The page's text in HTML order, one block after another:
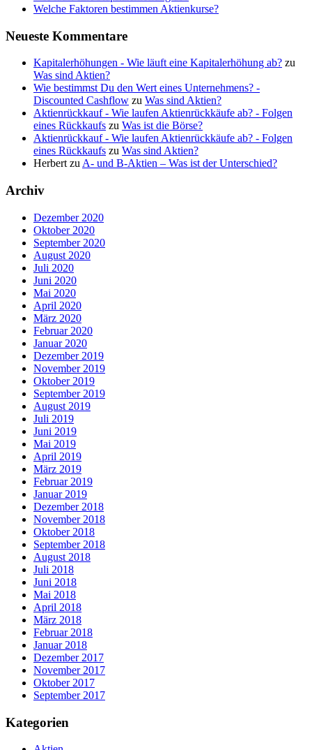
Welche Faktoren bestimmen Aktienkurse?
Neueste Kommentare
Kapitalerhöhungen - Wie läuft eine Kapitalerhöhung ab? zu
Was sind Aktien?
Wie bestimmst Du den Wert eines Unternehmens? -
Discounted Cashflow zu Was sind Aktien?
Aktienrückkauf - Wie laufen Aktienrückkäufe ab? - Folgen
eines Rückkaufs zu Was ist die Börse?
Aktienrückkauf - Wie laufen Aktienrückkäufe ab? - Folgen
eines Rückkaufs zu Was sind Aktien?
HerbertzuA- und B-Aktien – Was ist der Unterschied?
Archiv
Dezember 2020
Oktober 2020
September 2020
August 2020
Juli 2020
Juni 2020
Mai 2020
April 2020
März 2020
Februar 2020
Januar 2020
Dezember 2019
November 2019
Oktober 2019
September 2019
August 2019
Juli 2019
Juni 2019
Mai 2019
April 2019
März 2019
Februar 2019
Januar 2019
Dezember 2018
November 2018
Oktober 2018
September 2018
August 2018
Juli 2018
Juni 2018
Mai 2018
April 2018
März 2018
Februar 2018
Januar 2018
Dezember 2017
November 2017
Oktober 2017
September 2017
Kategorien